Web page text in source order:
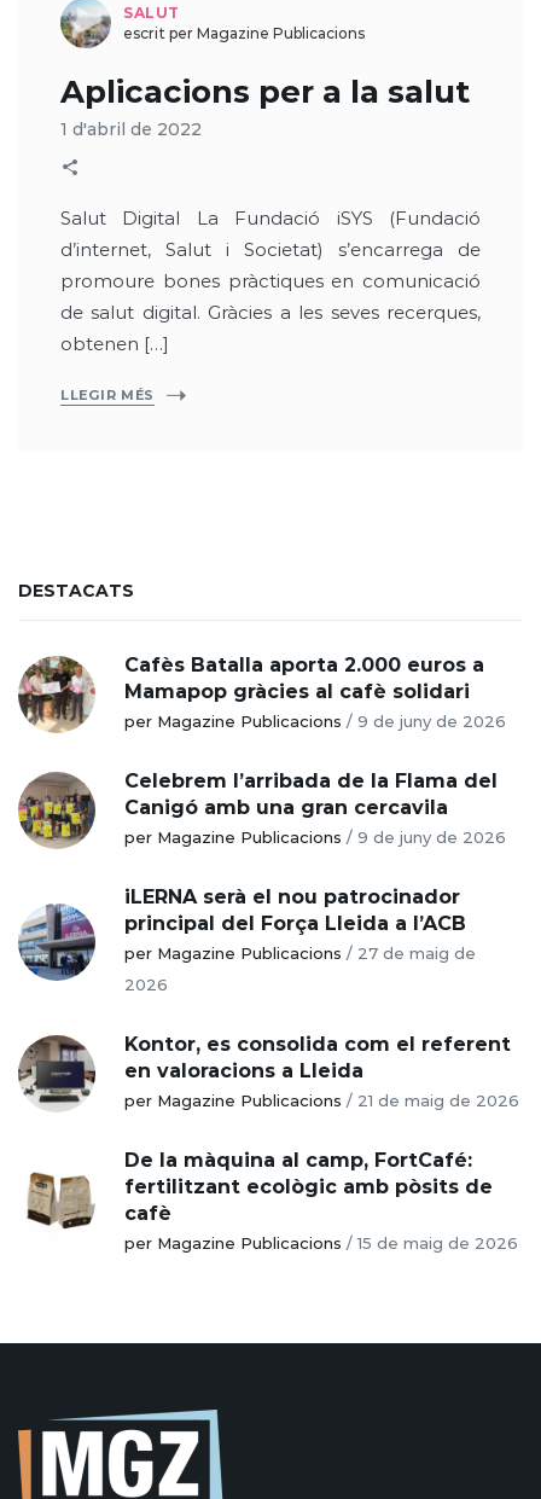
SALUT
escrit per Magazine Publicacions
Aplicacions per a la salut
1 d'abril de 2022
Salut Digital La Fundació iSYS (Fundació
d’internet, Salut i Societat) s’encarrega de
promoure bones pràctiques en comunicació
de salut digital. Gràcies a les seves recerques,
obtenen […]
LLEGIR MÉS
DESTACATS
Cafès Batalla aporta 2.000 euros a
Mamapop gràcies al cafè solidari
per Magazine Publicacions / 9 de juny de 2026
Celebrem l’arribada de la Flama del
Canigó amb una gran cercavila
per Magazine Publicacions / 9 de juny de 2026
iLERNA serà el nou patrocinador
principal del Força Lleida a l’ACB
per Magazine Publicacions / 27 de maig de
2026
Kontor, es consolida com el referent
en valoracions a Lleida
per Magazine Publicacions / 21 de maig de 2026
De la màquina al camp, FortCafé:
fertilitzant ecològic amb pòsits de
cafè
per Magazine Publicacions /15 de maig de 2026